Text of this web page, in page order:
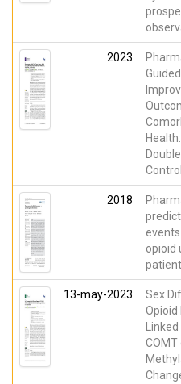
2023
2018
opioid
13-may-2023
Sex
Opioid
COMT